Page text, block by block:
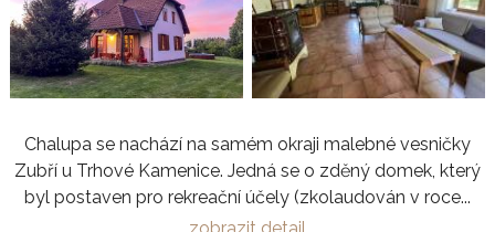
Chalupa se nachází na samém okraji malebné vesničky
Zubří u Trhové Kamenice. Jedná se o zděný domek, který
byl postaven pro rekreační účely (zkolaudován v roce...